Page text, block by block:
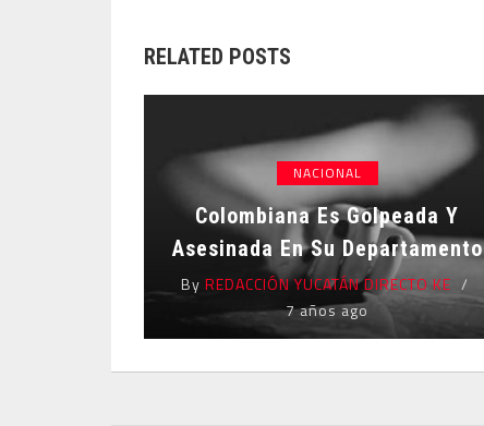
RELATED POSTS
NACIONAL
Colombiana Es Golpeada Y
Asesinada En Su Departamento
By REDACCIÓN YUCATÁN DIRECTO KE
7 años ago